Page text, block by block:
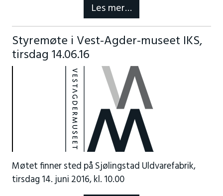
Les mer…
Styremøte i Vest-Agder-museet IKS,
tirsdag 14.06.16
Møtet finner sted på Sjølingstad Uldvarefabrik,
tirsdag 14. juni 2016, kl. 10.00